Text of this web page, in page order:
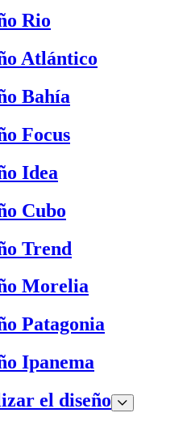
Rio
Atlántico
Bahía
Focus
Idea
Cubo
Trend
Morelia
Patagonia
Ipanema
el diseño